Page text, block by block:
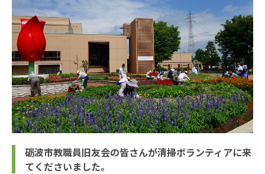
砺波市教職員旧友会の皆さんが清掃ボランティアに来
てくださいました。